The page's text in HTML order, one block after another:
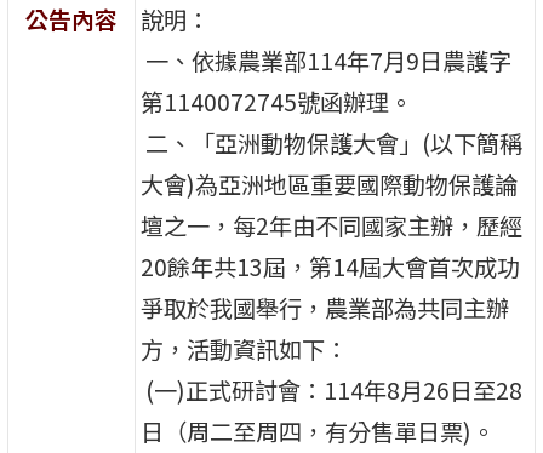
公告內容
說明：
一、依據農業部114年7月9日農護字
第1140072745號函辦理。
二、「亞洲動物保護大會」(以下簡稱
大會)為亞洲地區重要國際動物保護論
壇之一，每2年由不同國家主辦，歷經
20餘年共13屆，第14屆大會首次成功
爭取於我國舉行，農業部為共同主辦
方，活動資訊如下：
(一)正式研討會：114年8月26日至28
日（周二至周四，有分售單日票)。